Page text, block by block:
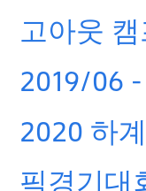
고아웃
2019/06
2020 하
픽경기대